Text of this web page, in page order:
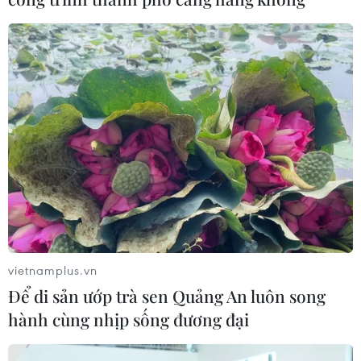
để thực hiện cơ cấu lại vốn nhà nước
06/08/2026 15:08
Meta tung công cụ AI lập trình tự
động cho nhà phát triển
06/08/2026 06:40
Doanh thu AI của Microsoft phụ
thuộc phần lớn vào đối tác OpenAI
06/08/2026 06:31
Tây Ninh: Tạo điều kiện hình thành
doanh nghiệp công nghệ chiến lược
vietnamplus.vn
Để di sản ướp trà sen Quảng An luôn song
hành cùng nhịp sống đương đại